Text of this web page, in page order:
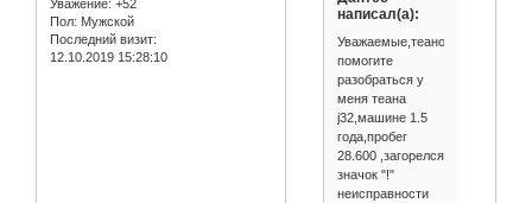
Уважение: +52
Пол: Мужской
Последний визит:
12.10.2019 15:28:10
написал(а):
Уважаемые,теановоды!!!
помогите
разобраться у
меня теана
j32,машине 1.5
года,пробег
28.600 ,загорелся
значок "!"
неисправности